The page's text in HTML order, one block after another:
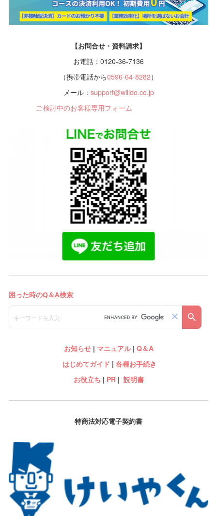
【お問合せ・資料請求】
お電話：0120-36-7136
（携帯電話から0596-64-8282）
メール： support@willdo.co.jp
ご検討中のお客様専用フォーム
お知らせ| マニュアル| Q＆A
はじめてガイド | 各種お手続き
お役立ち | PR| 説明書
特商法対応電子契約書